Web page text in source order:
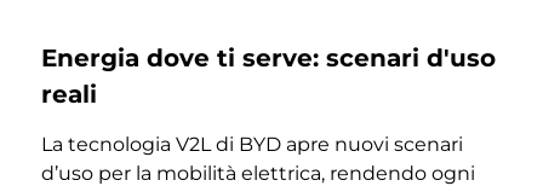
Energia dove ti serve: scenari d'uso
reali
La tecnologia V2L di BYD apre nuovi scenari
d’uso per la mobilità elettrica, rendendo ogni